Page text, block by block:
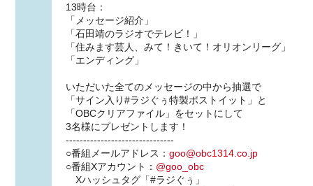
13時台：
「メッセージ紹介」
「石田靖のラジオでテレビ！」
「住みます芸人、みて！きいて！オリオンリーグ」
「エンディング」
いただいた全てのメッセージの中から抽選で
「サイン入り#ラジぐぅ特製ポストイット」と
「OBCクリアファイル」をセットにして
3名様にプレゼントします！
-------------------------------
○番組メールアドレス：goo@obc1314.co.jp
○番組Xアカウント： @goo_obc
Xハッシュタグ「#ラジぐぅ」